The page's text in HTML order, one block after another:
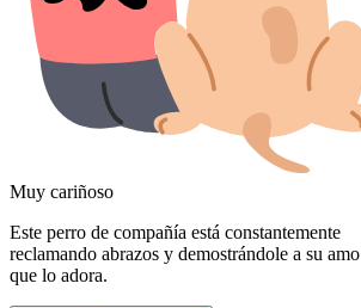
Muy cariñoso
Este perro de compañía está constantemente
reclamando abrazos y demostrándole a su amo
que lo adora.